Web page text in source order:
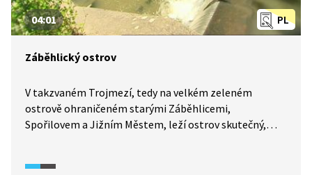
PL
04:01
Záběhlický ostrov
V takzvaném Trojmezí, tedy na velkém zeleném
ostrově ohraničeném starými Záběhlicemi,
Spořilovem a Jižním Městem, leží ostrov skutečný,
dnes vede jediná cesta, přes brod. Kdo si sem chodí